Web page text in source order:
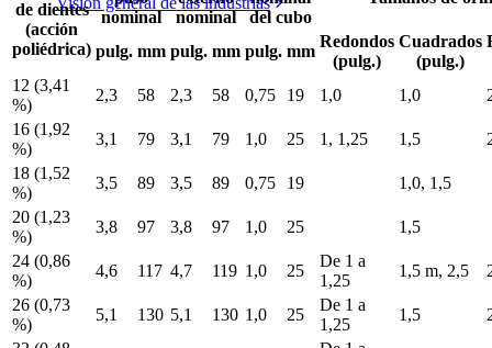
de dientes
(acción
poliédrica)
nominal
nominal
del cubo
pulg. mm pulg. mm pulg. mm
Redondos
(pulg.)
Cuadrados
(pulg.)
12 (3,41
%)
2,3 58 2,3 58 0,75 19 1,0 1,0
16 (1,92
%)
3,1 79 3,1 79 1,0 25 1, 1,25 1,5
18 (1,52
%)
3,5 89 3,5 89 0,75 19
1,0, 1,5
20 (1,23
%)
3,8 97 3,8 97 1,0 25
1,5
24 (0,86
%)
4,6 117 4,7 119 1,0 25
De 1 a
1,25
1,5 m, 2,5
26 (0,73
%)
5,1 130 5,1 130 1,0 25
De 1 a
1,25
1,5